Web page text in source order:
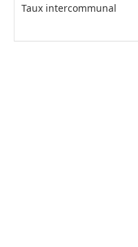
Taux intercommunal